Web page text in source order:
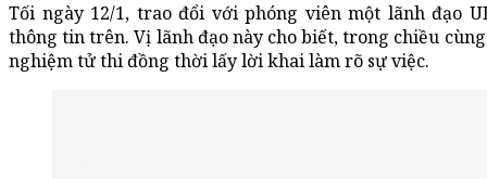
Tối ngày 12/1, trao đổi với phóng viên một lãnh đạo
thông tin trên. Vị lãnh đạo này cho biết, trong chiều
nghiệm tử thi đồng thời lấy lời khai làm rõ sự việc.